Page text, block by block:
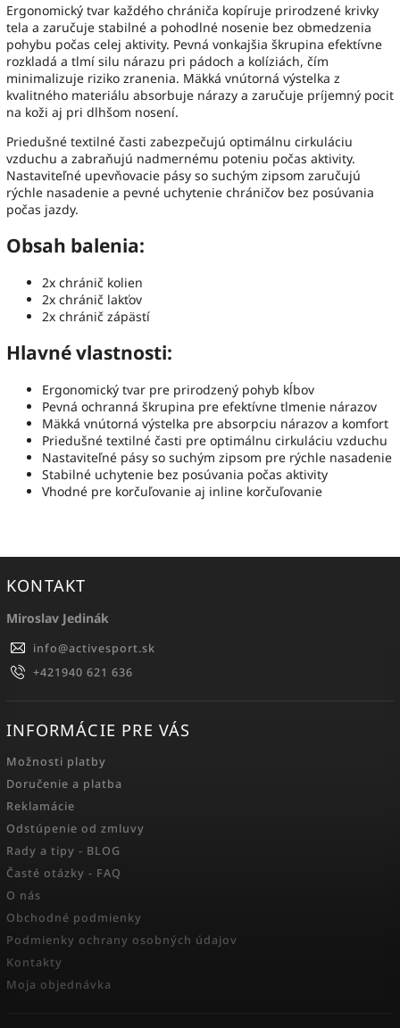
Ergonomický tvar každého chrániča kopíruje prirodzené krivky
tela a zaručuje stabilné a pohodlné nosenie bez obmedzenia
pohybu počas celej aktivity. Pevná vonkajšia škrupina efektívne
rozkladá a tlmí silu nárazu pri pádoch a kolíziách, čím
minimalizuje riziko zranenia. Mäkká vnútorná výstelka z
kvalitného materiálu absorbuje nárazy a zaručuje príjemný pocit
na koži aj pri dlhšom nosení.
Priedušné textilné časti zabezpečujú optimálnu cirkuláciu
vzduchu a zabraňujú nadmernému poteniu počas aktivity.
Nastaviteľné upevňovacie pásy so suchým zipsom zaručujú
rýchle nasadenie a pevné uchytenie chráničov bez posúvania
počas jazdy.
Obsah balenia:
2x chránič kolien
2x chránič lakťov
2x chránič zápästí
Hlavné vlastnosti:
Ergonomický tvar pre prirodzený pohyb kĺbov
Pevná ochranná škrupina pre efektívne tlmenie nárazov
Mäkká vnútorná výstelka pre absorpciu nárazov a komfort
Priedušné textilné časti pre optimálnu cirkuláciu vzduchu
Nastaviteľné pásy so suchým zipsom pre rýchle nasadenie
Stabilné uchytenie bez posúvania počas aktivity
Vhodné pre korčuľovanie aj inline korčuľovanie
KONTAKT
Miroslav Jedinák
info@activesport.sk
+421940 621 636
INFORMÁCIE PRE VÁS
Možnosti platby
Doručenie a platba
Reklamácie
Odstúpenie od zmluvy
Rady a tipy - BLOG
Časté otázky - FAQ
O nás
Obchodné podmienky
Podmienky ochrany osobných údajov
Kontakty
Moja objednávka